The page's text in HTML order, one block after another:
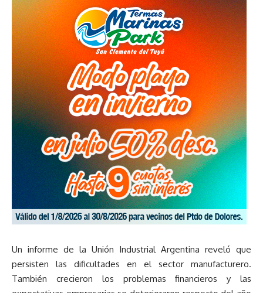
Un informe de la Unión Industrial Argentina reveló que
persisten las dificultades en el sector manufacturero.
También crecieron los problemas financieros y las